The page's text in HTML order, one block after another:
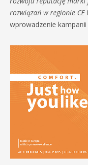
rozwiązań w regionie CE
wprowadzenie